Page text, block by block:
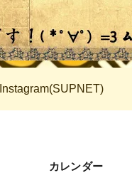
Instagram(SUPNET)
カレンダー